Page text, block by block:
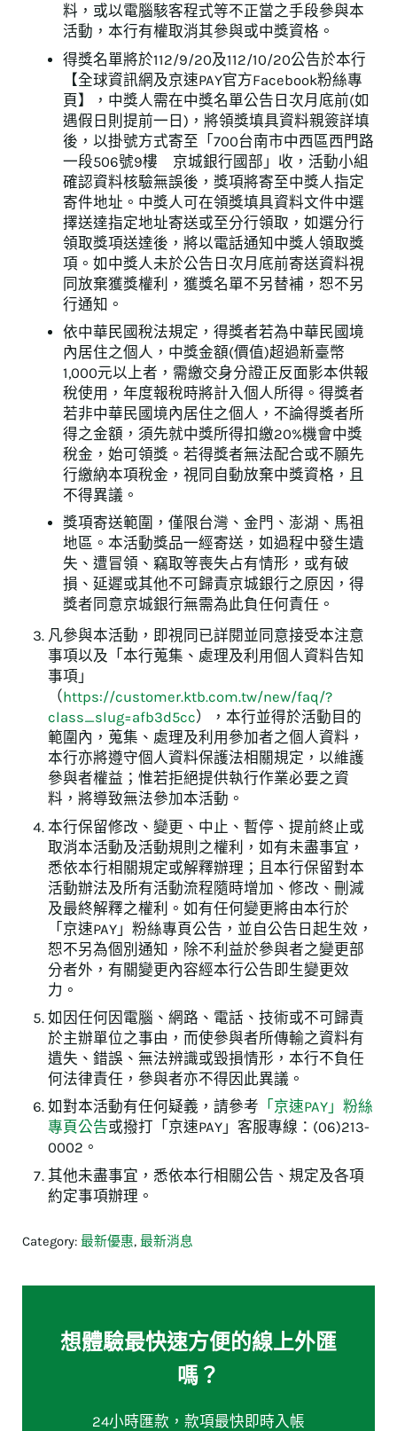
料，或以電腦駭客程式等不正當之手段參與本
活動，本行有權取消其參與或中獎資格。
得獎名單將於112/9/20及112/10/20公告於本行
【全球資訊網及京速PAY官方Facebook粉絲專
頁】，中獎人需在中獎名單公告日次月底前(如
遇假日則提前一日)，將領獎填具資料親簽詳填
後，以掛號方式寄至「700台南市中西區西門路
一段506號9樓 京城銀行國部」收，活動小組
確認資料核驗無誤後，獎項將寄至中獎人指定
寄件地址。中獎人可在領獎填具資料文件中選
擇送達指定地址寄送或至分行領取，如選分行
領取獎項送達後，將以電話通知中獎人領取獎
項。如中獎人未於公告日次月底前寄送資料視
同放棄獲獎權利，獲獎名單不另替補，恕不另
行通知。
依中華民國稅法規定，得獎者若為中華民國境
內居住之個人，中獎金額(價值)超過新臺幣
1,000元以上者，需繳交身分證正反面影本供報
稅使用，年度報稅時將計入個人所得。得獎者
若非中華民國境內居住之個人，不論得獎者所
得之金額，須先就中獎所得扣繳20%機會中獎
稅金，始可領獎。若得獎者無法配合或不願先
行繳納本項稅金，視同自動放棄中獎資格，且
不得異議。
獎項寄送範圍，僅限台灣、金門、澎湖、馬祖
地區。本活動獎品一經寄送，如過程中發生遺
失、遭冒領、竊取等喪失占有情形，或有破
損、延遲或其他不可歸責京城銀行之原因，得
獎者同意京城銀行無需為此負任何責任。
凡參與本活動，即視同已詳閱並同意接受本注意
事項以及「本行蒐集、處理及利用個人資料告知
事項」
（https://customer.ktb.com.tw/new/faq/?
class_slug=afb3d5cc），本行並得於活動目的
範圍內，蒐集、處理及利用參加者之個人資料，
本行亦將遵守個人資料保護法相關規定，以維護
參與者權益；惟若拒絕提供執行作業必要之資
料，將導致無法參加本活動。
本行保留修改、變更、中止、暫停、提前終止或
取消本活動及活動規則之權利，如有未盡事宜，
悉依本行相關規定或解釋辦理；且本行保留對本
活動辦法及所有活動流程隨時增加、修改、刪減
及最終解釋之權利。如有任何變更將由本行於
「京速PAY」粉絲專頁公告，並自公告日起生效，
恕不另為個別通知，除不利益於參與者之變更部
分者外，有關變更內容經本行公告即生變更效
力。
如因任何因電腦、網路、電話、技術或不可歸責
於主辦單位之事由，而使參與者所傳輸之資料有
遺失、錯誤、無法辨識或毀損情形，本行不負任
何法律責任，參與者亦不得因此異議。
如對本活動有任何疑義，請參考 「京速PAY」粉絲
專頁公告或撥打「京速PAY」客服專線：(06)213-
0002。
其他未盡事宜，悉依本行相關公告、規定及各項
約定事項辦理。
Category: 最新優惠, 最新消息
想體驗最快速方便的線上外匯
嗎？
24小時匯款，款項最快即時入帳